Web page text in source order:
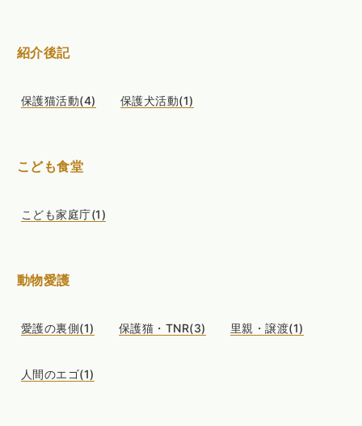
紹介後記
保護猫活動(4) 保護犬活動(1)
こども食堂
こども家庭庁(1)
動物愛護
愛護の裏側(1) 保護猫・TNR(3) 里親・譲渡(1)
人間のエゴ(1)